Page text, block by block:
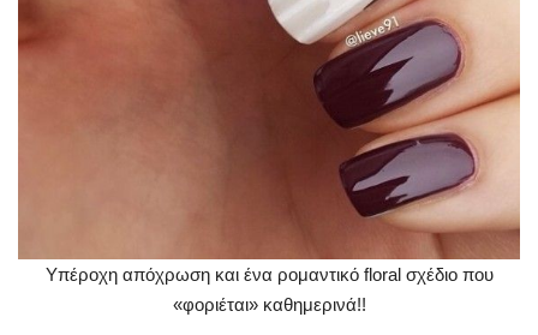
Υπέροχη απόχρωση και ένα ρομαντικό floral σχέδιο που
«φοριέται» καθημερινά!!